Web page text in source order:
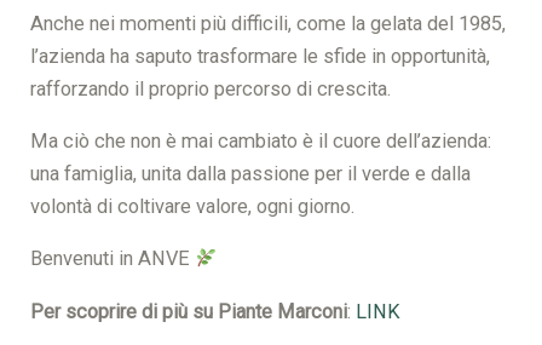
Anche nei momenti più difficili, come la gelata del 1985,
l’azienda ha saputo trasformare le sfide in opportunità,
rafforzando il proprio percorso di crescita.
Ma ciò che non è mai cambiato è il cuore dell’azienda:
una famiglia, unita dalla passione per il verde e dalla
volontà di coltivare valore, ogni giorno.
Benvenuti in ANVE
Per scoprire di più su Piante Marconi: LINK